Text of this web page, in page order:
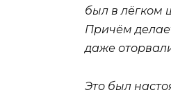
был в лёгком
Причём
даже
Это был